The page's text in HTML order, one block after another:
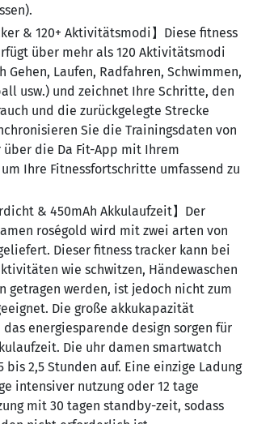
& 120+ Aktivitätsmodi】Diese fitness
über mehr als 120 Aktivitätsmodi
Gehen, Laufen, Radfahren, Schwimmen,
usw.) und zeichnet Ihre Schritte, den
und die zurückgelegte Strecke
Sie die Trainingsdaten von
über die Da Fit-App mit Ihrem
Ihre Fitnessfortschritte umfassend zu
& 450mAh Akkulaufzeit】Der
roségold wird mit zwei arten von
Dieser fitness tracker kann bei
wie schwitzen, Händewaschen
getragen werden, ist jedoch nicht zum
Die große akkukapazität
das energiesparende design sorgen für
Die uhr damen smartwatch
bis 2,5 Stunden auf. Eine einzige Ladung
intensiver nutzung oder 12 tage
mit 30 tagen standby-zeit, sodass